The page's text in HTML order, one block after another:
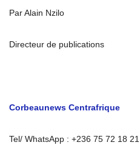
Par Alain Nzilo
Directeur de publications
Corbeaunews Centrafrique
Tel/ WhatsApp : +236 75 72 18 21